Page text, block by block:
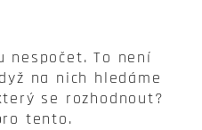
nespočet. To není
na nich hledáme
se rozhodnout?
tento.